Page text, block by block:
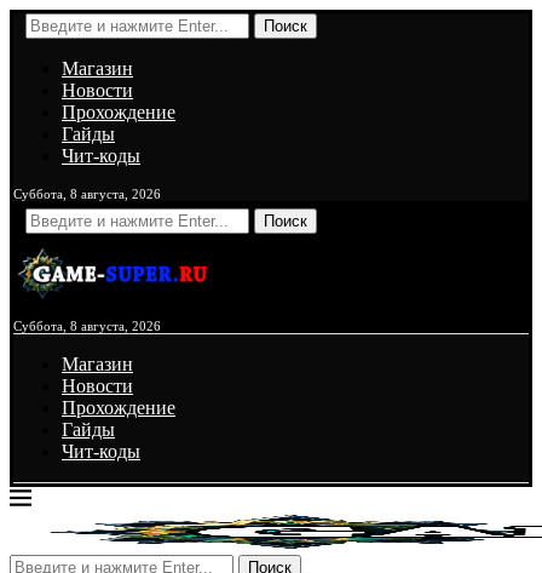
Поиск
Магазин
Новости
Прохождение
Гайды
Чит-коды
Суббота, 8 августа, 2026
Поиск
Суббота, 8 августа, 2026
Магазин
Новости
Прохождение
Гайды
Чит-коды
Поиск